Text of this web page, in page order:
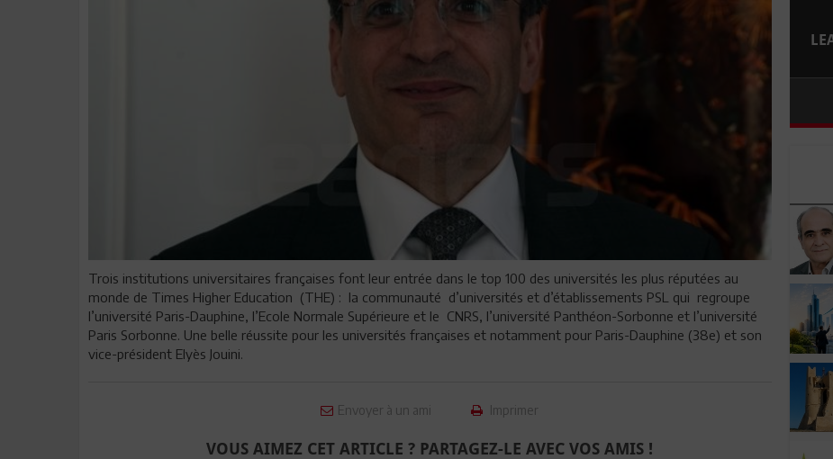
Trois institutions universitaires françaises font leur entrée dans le top 100 des universités les plus réputées au
monde de Times Higher Education (THE) : la communauté d’universités et d’établissements PSL qui regroupe
l’université Paris-Dauphine, l’Ecole Normale Supérieure et le CNRS, l’université Panthéon-Sorbonne et l’université
Paris Sorbonne. Une belle réussite pour les universités françaises et notamment pour Paris-Dauphine (38e) et son
vice-président Elyès Jouini.
Envoyer à un ami Imprimer
VOUS AIMEZ CET ARTICLE ? PARTAGEZ-LE AVEC VOS AMIS !